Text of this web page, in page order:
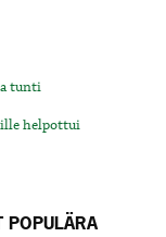
tunti
helpottui
POPULÄRA